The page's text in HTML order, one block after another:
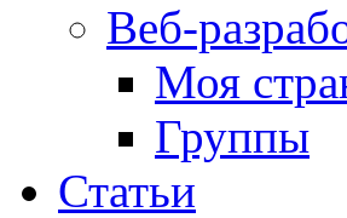
Веб-
Моя
Группы
Статьи